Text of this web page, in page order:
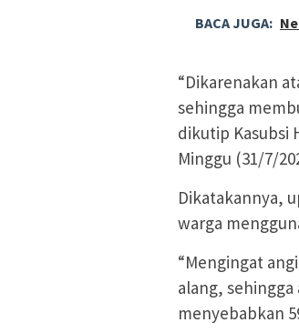
BACA JUGA:
“Dikarenakan
sehingga
dikutip Kasubsi
Minggu (31/7/
Dikatakannya,
warga
“Mengingat
alang,
menyebabkan